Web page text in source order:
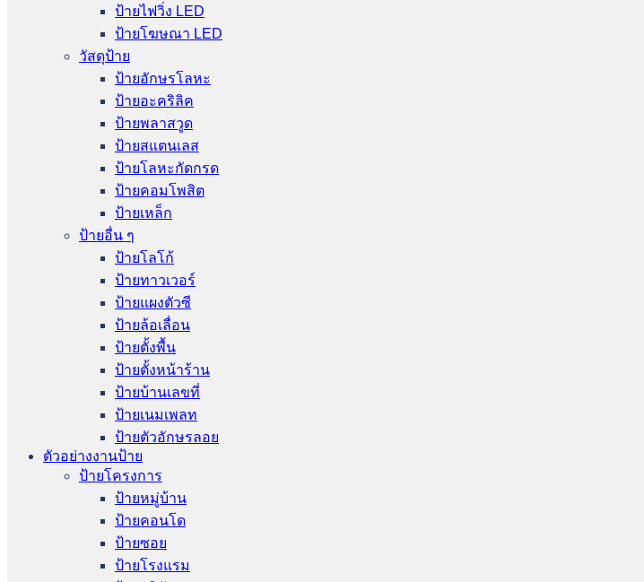
ป้ายไฟวิ่ง LED
ป้ายโฆษณา LED
วัสดุป้าย
ป้ายอักษรโลหะ
ป้ายอะคริลิค
ป้ายพลาสวูด
ป้ายสแตนเลส
ป้ายโลหะกัดกรด
ป้ายคอมโพสิต
ป้ายเหล็ก
ป้ายอื่น ๆ
ป้ายโลโก้
ป้ายทาวเวอร์
ป้ายแผงตัวซี
ป้ายล้อเลื่อน
ป้ายตั้งพื้น
ป้ายตั้งหน้าร้าน
ป้ายบ้านเลขที่
ป้ายเนมเพลท
ป้ายตัวอักษรลอย
ตัวอย่างงานป้าย
ป้ายโครงการ
ป้ายหมู่บ้าน
ป้ายคอนโด
ป้ายซอย
ป้ายโรงแรม